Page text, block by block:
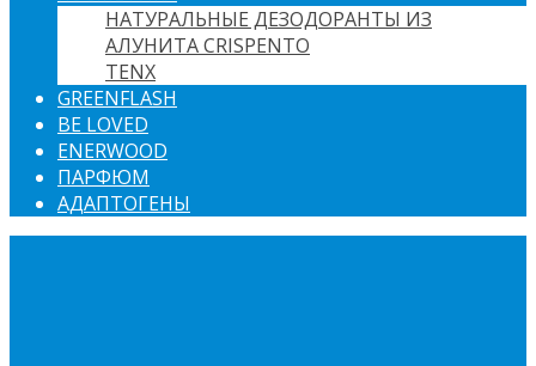
НАТУРАЛЬНЫЕ ДЕЗОДОРАНТЫ ИЗ
АЛУНИТА CRISPENTO
TENX
GREENFLASH
BE LOVED
ENERWOOD
ПАРФЮМ
АДАПТОГЕНЫ